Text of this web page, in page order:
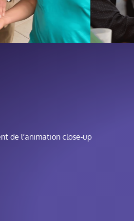
de l’animation close-up